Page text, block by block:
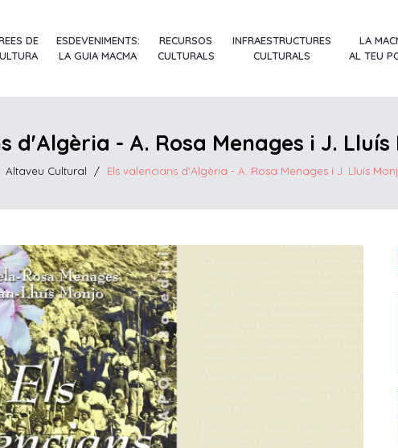
DE
ESDEVENIMENTS:
LA GUIA MACMA
RECURSOS
CULTURALS
INFRAESTRUCTURES
CULTURALS
LA
AL TEU
d'Algèria - A. Rosa Menages i J.
Altaveu Cultural / Els valencians d'Algèria - A. Rosa Menages i J. Lluís